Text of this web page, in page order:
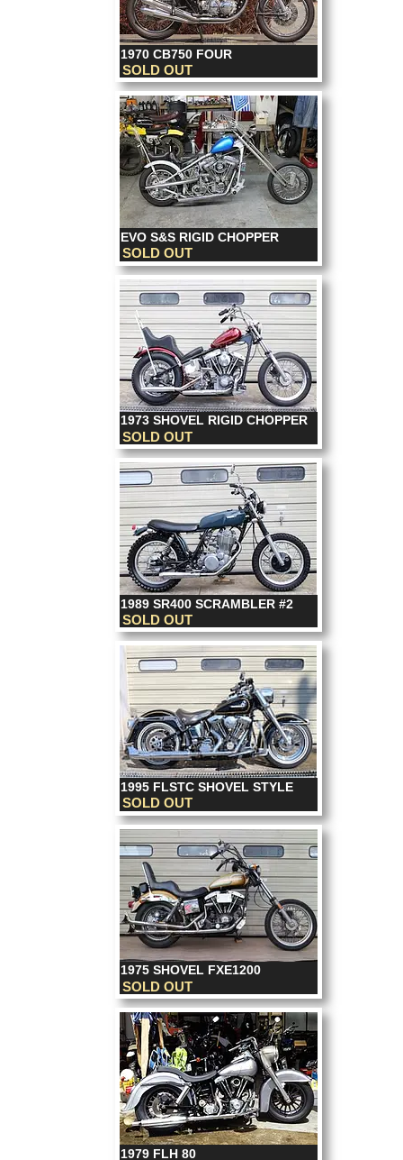
1970 CB750 FOUR
SOLD OUT
EVO S&S RIGID CHOPPER
SOLD OUT
1973 SHOVEL RIGID CHOPPER
SOLD OUT
1989 SR400 SCRAMBLER #2
SOLD OUT
1995 FLSTC SHOVEL STYLE
SOLD OUT
1975 SHOVEL FXE1200
SOLD OUT
1979 FLH 80